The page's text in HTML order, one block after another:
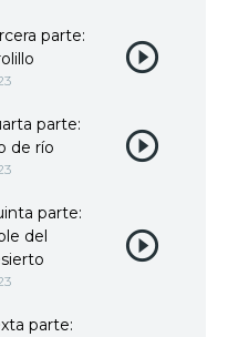
parte:
parte:
de río
parte:
del
parte: